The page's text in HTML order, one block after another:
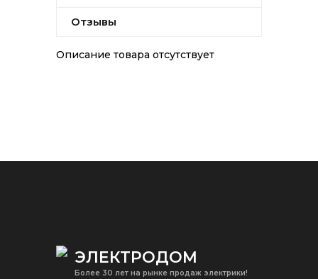
Отзывы
Описание товара отсутствует
ЭЛЕКТРОДОМ
Более 30 лет на рынке продаж электрики!